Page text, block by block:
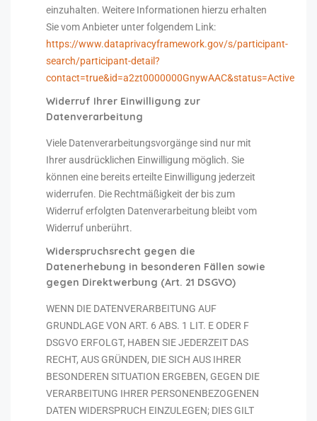
einzuhalten. Weitere Informationen hierzu erhalten
Sie vom Anbieter unter folgendem Link:
https://www.dataprivacyframework.gov/s/participant-
search/participant-detail?
contact=true&id=a2zt0000000GnywAAC&status=Active
Widerruf Ihrer Einwilligung zur
Datenverarbeitung
Viele Datenverarbeitungsvorgänge sind nur mit
Ihrer ausdrücklichen Einwilligung möglich. Sie
können eine bereits erteilte Einwilligung jederzeit
widerrufen. Die Rechtmäßigkeit der bis zum
Widerruf erfolgten Datenverarbeitung bleibt vom
Widerruf unberührt.
Widerspruchsrecht gegen die
Datenerhebung in besonderen Fällen sowie
gegen Direktwerbung (Art. 21 DSGVO)
WENN DIE DATENVERARBEITUNG AUF
GRUNDLAGE VON ART. 6 ABS. 1 LIT. E ODER F
DSGVO ERFOLGT, HABEN SIE JEDERZEIT DAS
RECHT, AUS GRÜNDEN, DIE SICH AUS IHRER
BESONDEREN SITUATION ERGEBEN, GEGEN DIE
VERARBEITUNG IHRER PERSONENBEZOGENEN
DATEN WIDERSPRUCH EINZULEGEN; DIES GILT